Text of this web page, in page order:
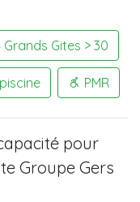
Grands Gites > 30
PMR
pour
Groupe Gers